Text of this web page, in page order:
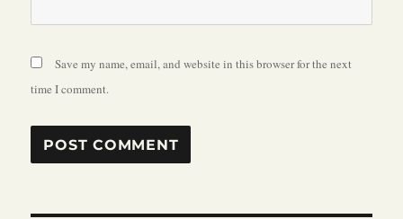
Save my name, email, and website in this browser for the next
time I comment.